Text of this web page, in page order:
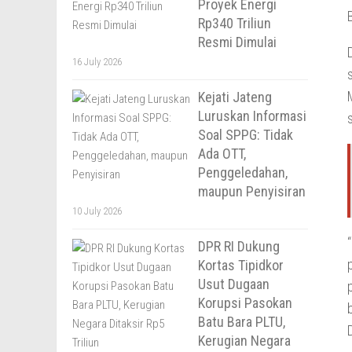
Proyek Energi
Rp340 Triliun
Resmi Dimulai
16 July 2026
Kejati Jateng
Luruskan Informasi
Soal SPPG: Tidak
Ada OTT,
Penggeledahan,
maupun Penyisiran
10 July 2026
DPR RI Dukung
Kortas Tipidkor
Usut Dugaan
Korupsi Pasokan
Batu Bara PLTU,
Kerugian Negara